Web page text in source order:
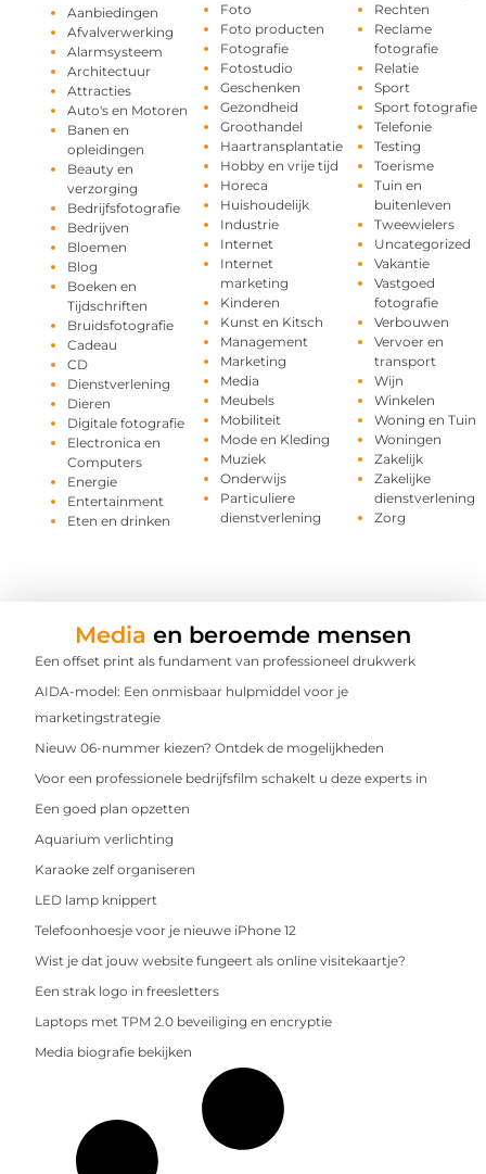
Aanbiedingen
Afvalverwerking
Alarmsysteem
Architectuur
Attracties
Auto's en Motoren
Banen en
opleidingen
Beauty en
verzorging
Bedrijfsfotografie
Bedrijven
Bloemen
Blog
Boeken en
Tijdschriften
Bruidsfotografie
Cadeau
CD
Dienstverlening
Dieren
Digitale fotografie
Electronica en
Computers
Energie
Entertainment
Eten en drinken
Foto
Foto producten
Fotografie
Fotostudio
Geschenken
Gezondheid
Groothandel
Haartransplantatie
Hobby en vrije tijd
Horeca
Huishoudelijk
Industrie
Internet
Internet
marketing
Kinderen
Kunst en Kitsch
Management
Marketing
Media
Meubels
Mobiliteit
Mode en Kleding
Muziek
Onderwijs
Particuliere
dienstverlening
Rechten
Reclame
fotografie
Relatie
Sport
Sport fotografie
Telefonie
Testing
Toerisme
Tuin en
buitenleven
Tweewielers
Uncategorized
Vakantie
Vastgoed
fotografie
Verbouwen
Vervoer en
transport
Wijn
Winkelen
Woning en Tuin
Woningen
Zakelijk
Zakelijke
dienstverlening
Zorg
Media en beroemde mensen
Een offset print als fundament van professioneel drukwerk
AIDA-model: Een onmisbaar hulpmiddel voor je
marketingstrategie
Nieuw 06-nummer kiezen? Ontdek de mogelijkheden
Voor een professionele bedrijfsfilm schakelt u deze experts in
Een goed plan opzetten
Aquarium verlichting
Karaoke zelf organiseren
LED lamp knippert
Telefoonhoesje voor je nieuwe iPhone 12
Wist je dat jouw website fungeert als online visitekaartje?
Een strak logo in freesletters
Laptops met TPM 2.0 beveiliging en encryptie
Media biografie bekijken